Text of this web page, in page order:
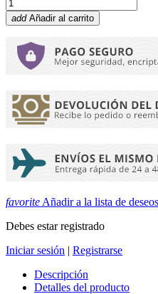
add Añadir al carrito
favorite Añadir a la lista de deseos
Debes estar registrado
Iniciar sesión | Registrarse
Descripción
Detalles del producto